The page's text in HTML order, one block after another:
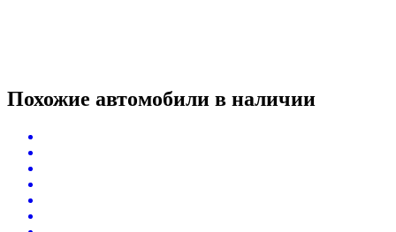
Похожие автомобили в наличии